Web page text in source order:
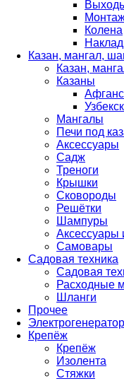
Колена
Казан, мангал,
Казан,
Казаны
Мангалы
Печи под
Аксессуары
Садж
Треноги
Крышки
Сковороды
Решётки
Шампуры
Аксессуары
Самовары
Садовая техника
Садовая
Расходные
Шланги
Прочее
Крепёж
Крепёж
Изолента
Стяжки